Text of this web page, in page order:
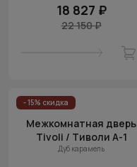
18 827 ₽
22 150 ₽
- 15% скидка
Межкомнатная дверь
Tivoli / Тиволи А-1
Дуб карамель